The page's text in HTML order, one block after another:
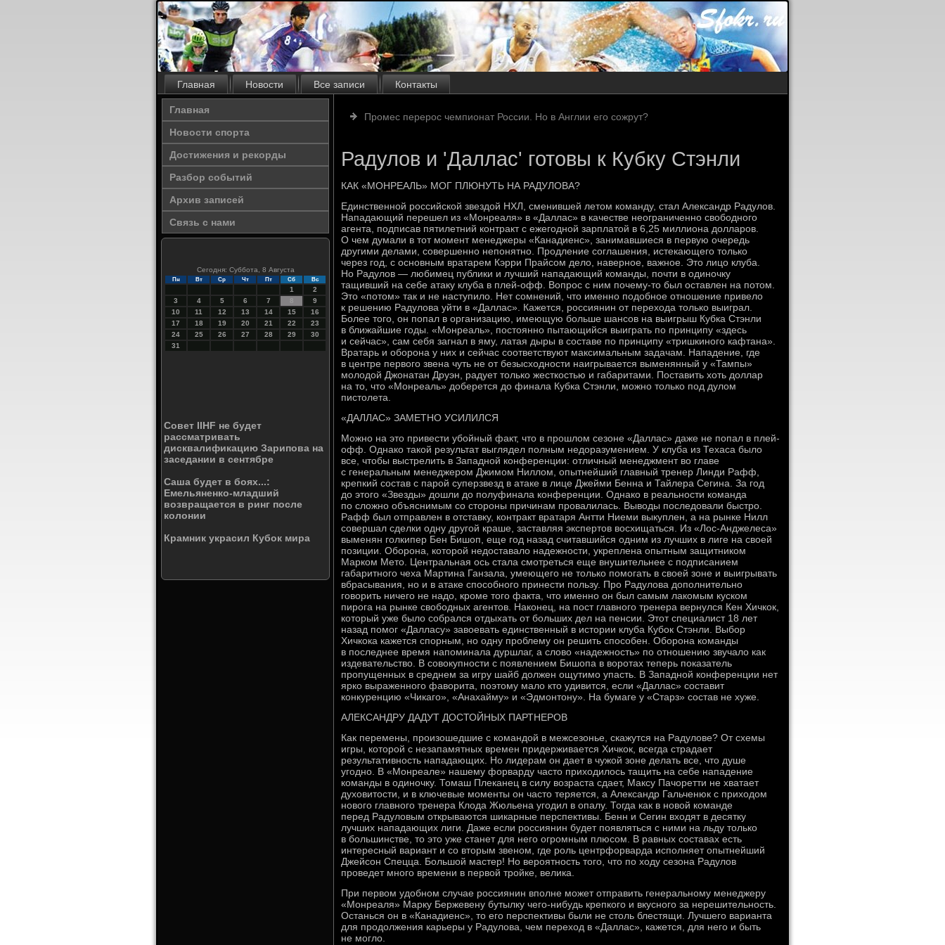
Главная Новости Все записи Контакты
Главная
Новости спорта
Достижения и рекорды
Разбор событий
Архив записей
Связь с нами
Сегодня: Суббота, 8 Августа
Пн Вт Ср Чт Пт Сб Вс
1
2
3
4 5 6 7 8
9
10
11 12 13 14 15
16
17
18 19 20 21 22
23
24
25 26 27 28 29
30
31
Совет IIHF не будет
рассматривать
дисквалификацию Зарипова на
заседании в сентябре
Саша будет в боях...:
Емельяненко-младший
возвращается в ринг после
колонии
Крамник украсил Кубок мира
Промес перерос чемпионат России. Но в Англии его сожрут?
Радулов и 'Даллас' готовы к Кубку Стэнли
КАК «МОНРЕАЛЬ» МОГ ПЛЮНУТЬ НА РАДУЛОВА?
Единственной российской звездой НХЛ, сменившей летом команду, стал Александр Радулов.
Нападающий перешел из «Монреаля» в «Даллас» в качестве неограниченно свободного
агента, подписав пятилетний контракт с ежегодной зарплатой в 6,25 миллиона долларов.
О чем думали в тот момент менеджеры «Канадиенс», занимавшиеся в первую очередь
другими делами, совершенно непонятно. Продление соглашения, истекающего только
через год, с основным вратарем Кэрри Прайсом дело, наверное, важное. Это лицо клуба.
Но Радулов — любимец публики и лучший нападающий команды, почти в одиночку
тащивший на себе атаку клуба в плей-офф. Вопрос с ним почему-то был оставлен на потом.
Это «потом» так и не наступило. Нет сомнений, что именно подобное отношение привело
к решению Радулова уйти в «Даллас». Кажется, россиянин от перехода только выиграл.
Более того, он попал в организацию, имеющую больше шансов на выигрыш Кубка Стэнли
в ближайшие годы. «Монреаль», постоянно пытающийся выиграть по принципу «здесь
и сейчас», сам себя загнал в яму, латая дыры в составе по принципу «тришкиного кафтана».
Вратарь и оборона у них и сейчас соответствуют максимальным задачам. Нападение, где
в центре первого звена чуть не от безысходности наигрывается выменянный у «Тампы»
молодой Джонатан Друэн, радует только жесткостью и габаритами. Поставить хоть доллар
на то, что «Монреаль» доберется до финала Кубка Стэнли, можно только под дулом
пистолета.
«ДАЛЛАС» ЗАМЕТНО УСИЛИЛСЯ
Можно на это привести убойный факт, что в прошлом сезоне «Даллас» даже не попал в плей-
офф. Однако такой результат выглядел полным недоразумением. У клуба из Техаса было
все, чтобы выстрелить в Западной конференции: отличный менеджмент во главе
с генеральным менеджером Джимом Ниллом, опытнейший главный тренер Линди Рафф,
крепкий состав с парой суперзвезд в атаке в лице Джейми Бенна и Тайлера Сегина. За год
до этого «Звезды» дошли до полуфинала конференции. Однако в реальности команда
по сложно объяснимым со стороны причинам провалилась. Выводы последовали быстро.
Рафф был отправлен в отставку, контракт вратаря Антти Ниеми выкуплен, а на рынке Нилл
совершал сделки одну другой краше, заставляя экспертов восхищаться. Из «Лос-Анджелеса»
выменян голкипер Бен Бишоп, еще год назад считавшийся одним из лучших в лиге на своей
позиции. Оборона, которой недоставало надежности, укреплена опытным защитником
Марком Мето. Центральная ось стала смотреться еще внушительнее с подписанием
габаритного чеха Мартина Ганзала, умеющего не только помогать в своей зоне и выигрывать
вбрасывания, но и в атаке способного принести пользу. Про Радулова дополнительно
говорить ничего не надо, кроме того факта, что именно он был самым лакомым куском
пирога на рынке свободных агентов. Наконец, на пост главного тренера вернулся Кен Хичкок,
который уже было собрался отдыхать от больших дел на пенсии. Этот специалист 18 лет
назад помог «Далласу» завоевать единственный в истории клуба Кубок Стэнли. Выбор
Хичкока кажется спорным, но одну проблему он решить способен. Оборона команды
в последнее время напоминала дуршлаг, а слово «надежность» по отношению звучало как
издевательство. В совокупности с появлением Бишопа в воротах теперь показатель
пропущенных в среднем за игру шайб должен ощутимо упасть. В Западной конференции нет
ярко выраженного фаворита, поэтому мало кто удивится, если «Даллас» составит
конкуренцию «Чикаго», «Анахайму» и «Эдмонтону». На бумаге у «Старз» состав не хуже.
АЛЕКСАНДРУ ДАДУТ ДОСТОЙНЫХ ПАРТНЕРОВ
Как перемены, произошедшие с командой в межсезонье, скажутся на Радулове? От схемы
игры, которой с незапамятных времен придерживается Хичкок, всегда страдает
результативность нападающих. Но лидерам он дает в чужой зоне делать все, что душе
угодно. В «Монреале» нашему форварду часто приходилось тащить на себе нападение
команды в одиночку. Томаш Плеканец в силу возраста сдает, Максу Пачоретти не хватает
духовитости, и в ключевые моменты он часто теряется, а Александр Гальченюк с приходом
нового главного тренера Клода Жюльена угодил в опалу. Тогда как в новой команде
перед Радуловым открываются шикарные перспективы. Бенн и Сегин входят в десятку
лучших нападающих лиги. Даже если россиянин будет появляться с ними на льду только
в большинстве, то это уже станет для него огромным плюсом. В равных составах есть
интересный вариант и со вторым звеном, где роль центрфорварда исполняет опытнейший
Джейсон Спецца. Большой мастер! Но вероятность того, что по ходу сезона Радулов
проведет много времени в первой тройке, велика.
При первом удобном случае россиянин вполне может отправить генеральному менеджеру
«Монреаля» Марку Бержевену бутылку чего-нибудь крепкого и вкусного за нерешительность.
Останься он в «Канадиенс», то его перспективы были не столь блестящи. Лучшего варианта
для продолжения карьеры у Радулова, чем переход в «Даллас», кажется, для него и быть
не могло.